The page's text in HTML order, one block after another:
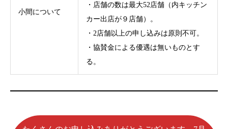
小間について
・店舗の数は最大52店舗（内キッチン
カー出店が９店舗）。
・2店舗以上の申し込みは原則不可。
・協賛金による優遇は無いものとす
る。